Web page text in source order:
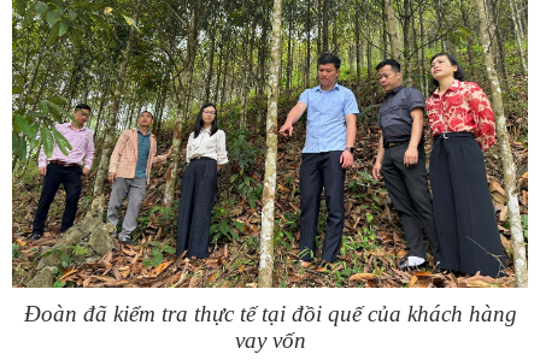
Đoàn đã kiểm tra thực tế tại đồi quế của khách hàng
vay vốn